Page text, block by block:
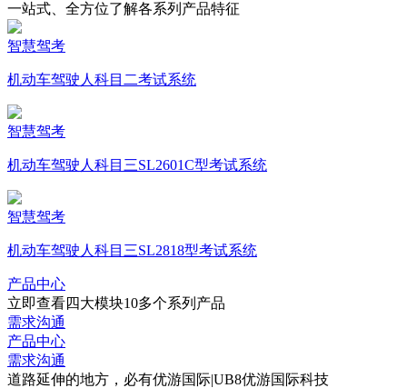
一站式、全方位了解各系列产品特征
智慧驾考
机动车驾驶人科目二考试系统
智慧驾考
机动车驾驶人科目三SL2601C型考试系统
智慧驾考
机动车驾驶人科目三SL2818型考试系统
产品中心
立即查看四大模块10多个系列产品
需求沟通
产品中心
需求沟通
道路延伸的地方，必有优游国际|UB8优游国际科技